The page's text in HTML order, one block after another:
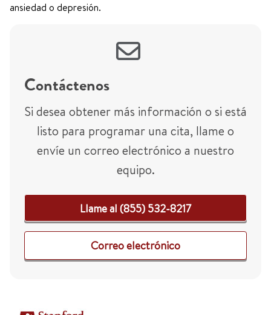
ansiedad o depresión.
Contáctenos
Si desea obtener más información o si está
listo para programar una cita, llame o
envíe un correo electrónico a nuestro
equipo.
Llame al (855) 532-8217
Correo electrónico